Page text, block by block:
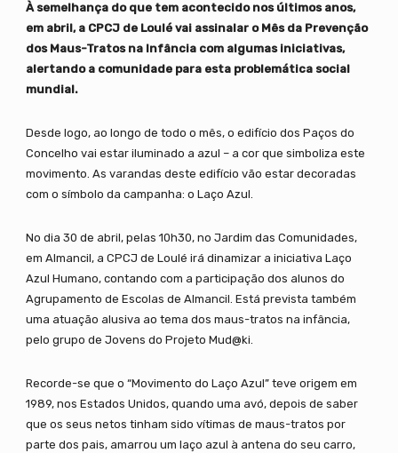
À semelhança do que tem acontecido nos últimos anos,
em abril, a CPCJ de Loulé vai assinalar o Mês da Prevenção
dos Maus-Tratos na Infância com algumas iniciativas,
alertando a comunidade para esta problemática social
mundial.
Desde logo, ao longo de todo o mês, o edifício dos Paços do
Concelho vai estar iluminado a azul – a cor que simboliza este
movimento. As varandas deste edifício vão estar decoradas
com o símbolo da campanha: o Laço Azul.
No dia 30 de abril, pelas 10h30, no Jardim das Comunidades,
em Almancil, a CPCJ de Loulé irá dinamizar a iniciativa Laço
Azul Humano, contando com a participação dos alunos do
Agrupamento de Escolas de Almancil. Está prevista também
uma atuação alusiva ao tema dos maus-tratos na infância,
pelo grupo de Jovens do Projeto Mud@ki.
Recorde-se que o “Movimento do Laço Azul” teve origem em
1989, nos Estados Unidos, quando uma avó, depois de saber
que os seus netos tinham sido vítimas de maus-tratos por
parte dos pais, amarrou um laço azul à antena do seu carro,